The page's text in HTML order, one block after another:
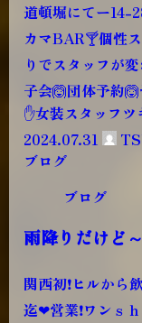
道頓堀にてー14-
カマBAR🍸個性
りでスタッフが
子会🙆団体予約
✋女装スタッフ
2024.07.31
ブログ
ブログ
雨降りだけど
関西初❗ヒルか
迄❤営業❗ワンｓ